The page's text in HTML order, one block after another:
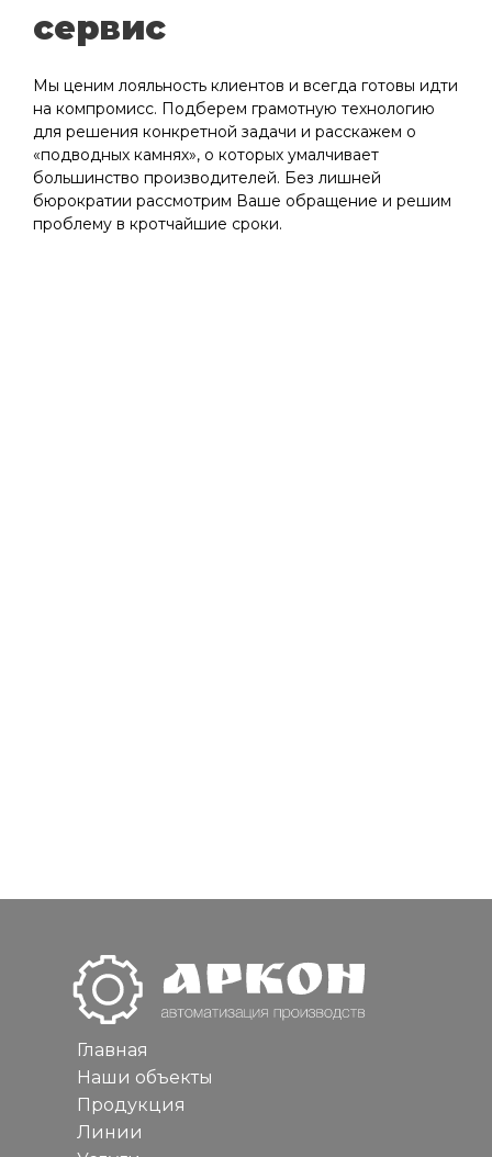
сервис
Мы ценим лояльность клиентов и всегда готовы идти
на компромисс. Подберем грамотную технологию
для решения конкретной задачи и расскажем о
«подводных камнях», о которых умалчивает
большинство производителей. Без лишней
бюрократии рассмотрим Ваше обращение и решим
проблему в кротчайшие сроки.
Главная
Наши объекты
Продукция
Линии